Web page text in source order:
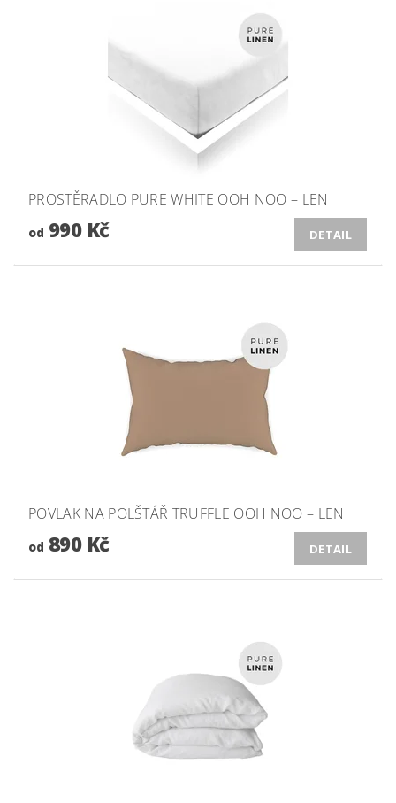
PROSTĚRADLO PURE WHITE OOH NOO – LEN
od 990 Kč DETAIL
POVLAK NA POLŠTÁŘ TRUFFLE OOH NOO – LEN
od 890 Kč DETAIL